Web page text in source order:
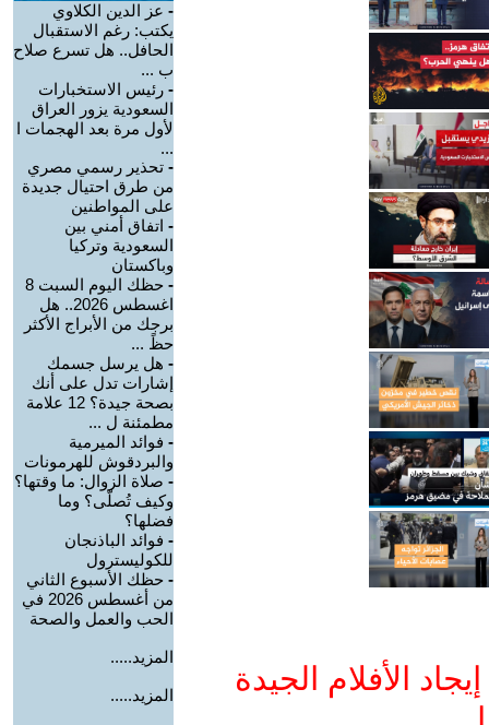
الأفلام الجيدة
- عز الدين الكلاوي
يكتب: رغم الاستقبال
الحافل.. هل تسرع صلاح
ب ...
- رئيس الاستخبارات
السعودية يزور العراق
لأول مرة بعد الهجمات ا
...
- تحذير رسمي مصري
من طرق احتيال جديدة
على المواطنين
- اتفاق أمني بين
السعودية وتركيا
وباكستان
-
حظك اليوم السبت 8
اغسطس 2026.. هل
برجك من الأبراج الأكثر
حظً ...
- هل يرسل جسمك
إشارات تدل على أنك
بصحة جيدة؟ 12 علامة
مطمئنة ل ...
- فوائد الميرمية
والبردقوش للهرمونات
- صلاة الزوال: ما وقتها؟
وكيف تُصلّى؟ وما
فضلها؟
- فوائد الباذنجان
للكوليسترول
- حظك الأسبوع الثاني
من أغسطس 2026 في
الحب والعمل والصحة
المزيد.....
المزيد.....